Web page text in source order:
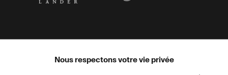
Nous respectons votre vie privée